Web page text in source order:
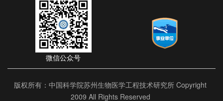
微信公众号
版权所有：中国科学院苏州生物医学工程技术研究所 Copyright
2009 All Rights Reserved